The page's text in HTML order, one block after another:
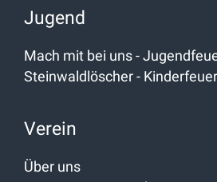
Jugend
Mach mit bei uns -
Steinwaldlöscher -
Verein
Über uns